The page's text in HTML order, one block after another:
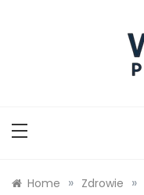
Home » Zdrowie »